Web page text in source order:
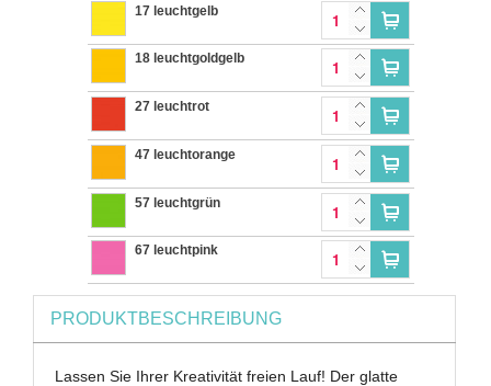
17 leuchtgelb
18 leuchtgoldgelb
27 leuchtrot
47 leuchtorange
57 leuchtgrün
67 leuchtpink
PRODUKTBESCHREIBUNG
Lassen Sie Ihrer Kreativität freien Lauf! Der glatte